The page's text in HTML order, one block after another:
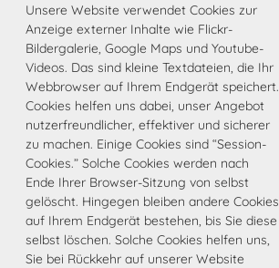
Unsere Website verwendet Cookies zur
Anzeige externer Inhalte wie Flickr-
Bildergalerie, Google Maps und Youtube-
Videos. Das sind kleine Textdateien, die Ihr
Webbrowser auf Ihrem Endgerät speichert.
Cookies helfen uns dabei, unser Angebot
nutzerfreundlicher, effektiver und sicherer
zu machen. Einige Cookies sind “Session-
Cookies.” Solche Cookies werden nach
Ende Ihrer Browser-Sitzung von selbst
gelöscht. Hingegen bleiben andere Cookies
auf Ihrem Endgerät bestehen, bis Sie diese
selbst löschen. Solche Cookies helfen uns,
Sie bei Rückkehr auf unserer Website